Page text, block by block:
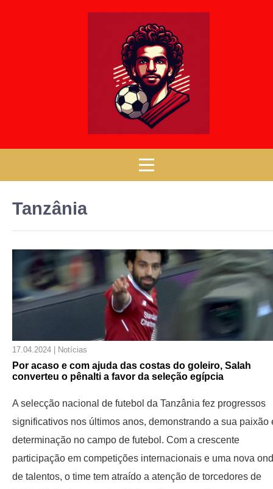
Tanzânia
17.04.2024 | Notícias
Por acaso e com ajuda das costas do goleiro, Salah
converteu o pênalti a favor da seleção egípcia
A selecção nacional de futebol da Tanzânia fez progressos
significativos nos últimos anos, demonstrando a sua paixão
determinação no campo de futebol. Com a crescente
participação em competições internacionais e uma nova
de talentos, o time tem atraído a atenção de torcedores de